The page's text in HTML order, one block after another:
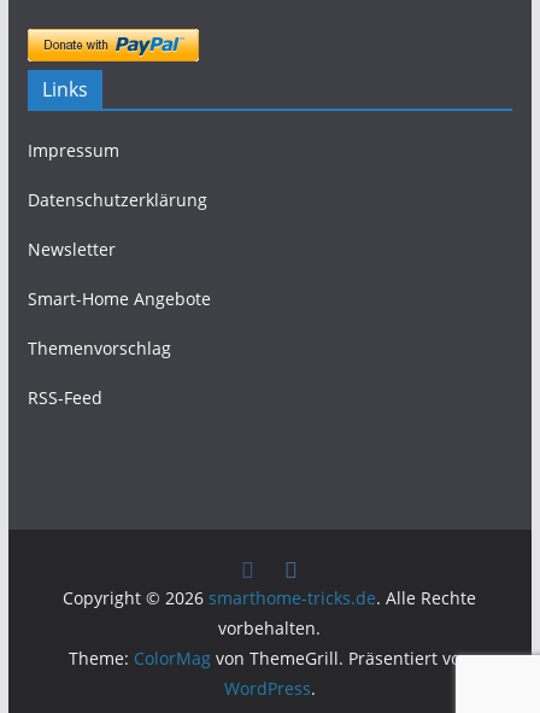
Links
Impressum
Datenschutzerklärung
Newsletter
Smart-Home Angebote
Themenvorschlag
RSS-Feed
Copyright © 2026 smarthome-tricks.de. Alle Rechte
vorbehalten.
Theme: ColorMagvon ThemeGrill. Präsentiert von
WordPress.